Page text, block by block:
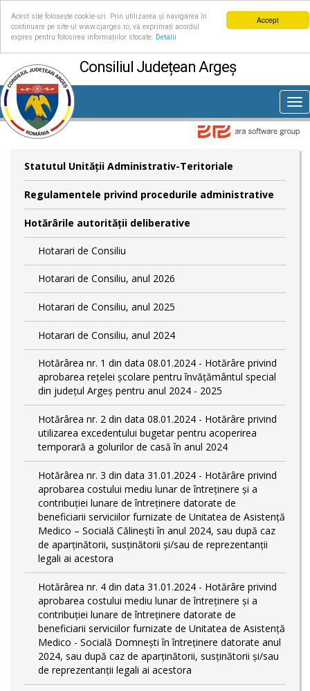
Accept
Acest site folosește cookie-uri. Prin utilizarea și navigarea în
continuare pe site-ul www.cjarges.ro, vă exprimați acordul
expres pentru folosirea informațiilor stocate.
Detalii
Consiliul Județean Argeș
Statutul Unităţii Administrativ-Teritoriale
Regulamentele privind procedurile administrative
Hotărârile autorităţii deliberative
Hotarari de Consiliu
Hotarari de Consiliu, anul 2026
Hotarari de Consiliu, anul 2025
Hotarari de Consiliu, anul 2024
Hotărârea nr. 1 din data 08.01.2024 - Hotărâre privind
aprobarea rețelei școlare pentru învățământul special
din județul Argeș pentru anul 2024 - 2025
Hotărârea nr. 2 din data 08.01.2024 - Hotărâre privind
utilizarea excedentului bugetar pentru acoperirea
temporară a golurilor de casă în anul 2024
Hotărârea nr. 3 din data 31.01.2024 - Hotărâre privind
aprobarea costului mediu lunar de întreținere și a
contribuției lunare de întreținere datorate de
beneficiarii serviciilor furnizate de Unitatea de Asistență
Medico – Socială Călineşti în anul 2024, sau după caz
de aparținătorii, susținătorii și/sau de reprezentanții
legali ai acestora
Hotărârea nr. 4 din data 31.01.2024 - Hotărâre privind
aprobarea costului mediu lunar de întreținere și a
contribuției lunare de întreținere datorate de
beneficiarii serviciilor furnizate de Unitatea de Asistență
Medico - Socială Domnești în întreținere datorate anul
2024, sau după caz de aparținătorii, susținătorii și/sau
de reprezentanții legali ai acestora